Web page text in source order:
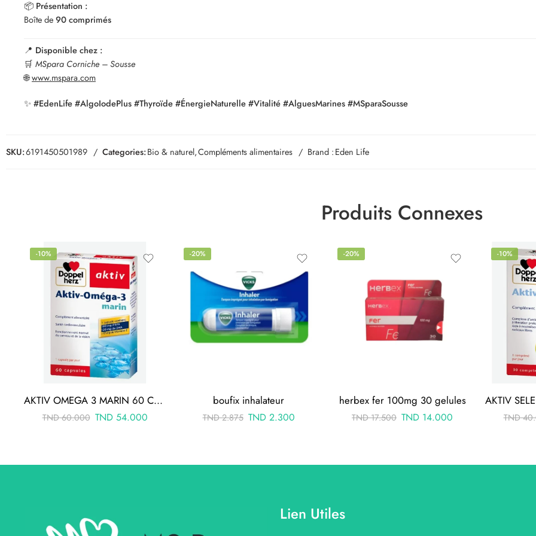
📦 Présentation :
Boîte de90 comprimés
📍 Disponible chez :
🛒 MSpara Corniche – Sousse
🌐www.mspara.com
✨#EdenLife #AlgoIodePlus #Thyroïde #ÉnergieNaturelle #Vitalité #AlguesMarines #MSparaSousse
SKU:6191450501989 Categories:Bio & naturel,Compléments alimentaires Brand :Eden Life
Produits Connexes
-10%
AKTIV OMEGA 3 MARIN 60 CAPSULES
TND60.000 TND54.000
-20%
boufix inhalateur
TND2.875 TND2.300
-20%
herbex fer 100mg 30 gelules
TND17.500 TND 14.000
-10%
TND
Lien Utiles